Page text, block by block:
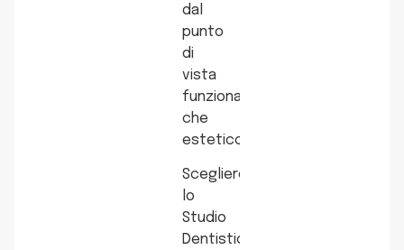
dal
punto
di
vista
funzionale
che
estetico.
Scegliere
lo
Studio
Dentistico